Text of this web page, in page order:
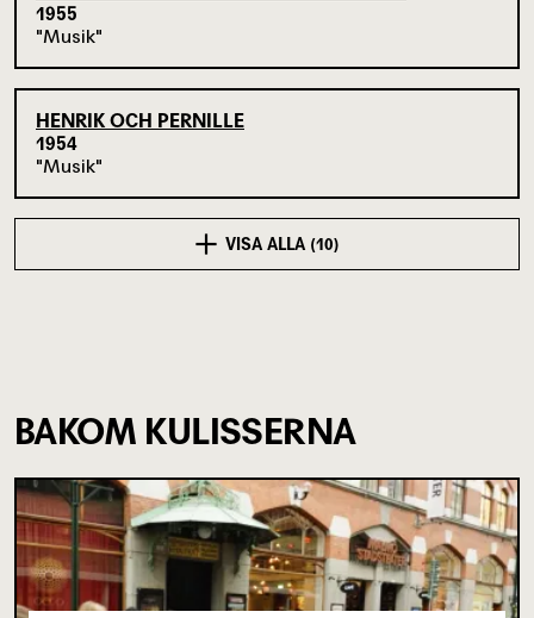
1955
Musik
HENRIK OCH PERNILLE
1954
Musik
VISA ALLA (10)
BAKOM KULISSERNA